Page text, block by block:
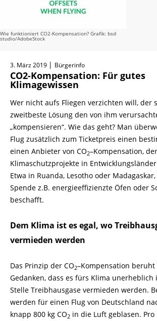
Wie funktioniert CO2-Kompensation? Grafik: bsd
studio/AdobeStock
3. März 2019 | Bürgerinfo
CO2-Kompensation: Für gutes
Klimagewissen
Wer nicht aufs Fliegen verzichten will, der
zweitbeste Lösung den von ihm
„kompensieren“. Wie das geht? Man
Flug zusätzlich zum Ticketpreis einen
einen Anbieter von CO2–Kompensation,
Klimaschutzprojekte in
Etwa in Ruanda, Lesotho oder
Spende z.B. energieeffizienzte Öfen oder
beschafft.
Dem Klima ist es egal, wo
vermieden werden
Das Prinzip der CO2–Kompensation beruht
Gedanken, dass es fürs Klima unerheblich
Stelle Treibhausgase vermieden werden.
werden für einen Flug von Deutschland
knapp 800 kg CO2 in die Luft geblasen. Pro